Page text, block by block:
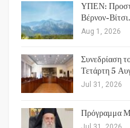
ΥΠΕΝ:
Βέρνον-
Aug 1, 2026
Συνεδρίαση
Τετάρτη 5
Jul 31, 2026
Πρόγραμμα